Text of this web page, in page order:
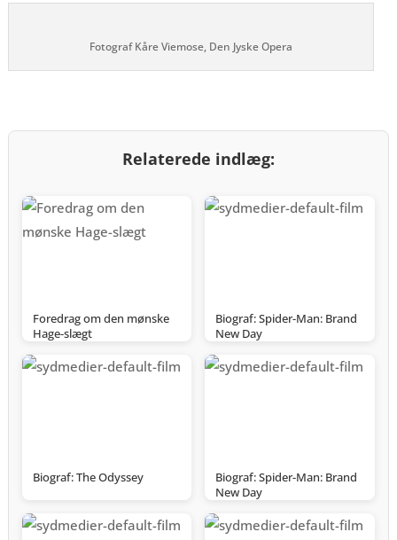
Fotograf Kåre Viemose, Den Jyske Opera
Relaterede indlæg:
Foredrag om den mønske
Hage-slægt
Biograf: Spider-Man: Brand
New Day
Biograf: The Odyssey
Biograf: Spider-Man: Brand
New Day